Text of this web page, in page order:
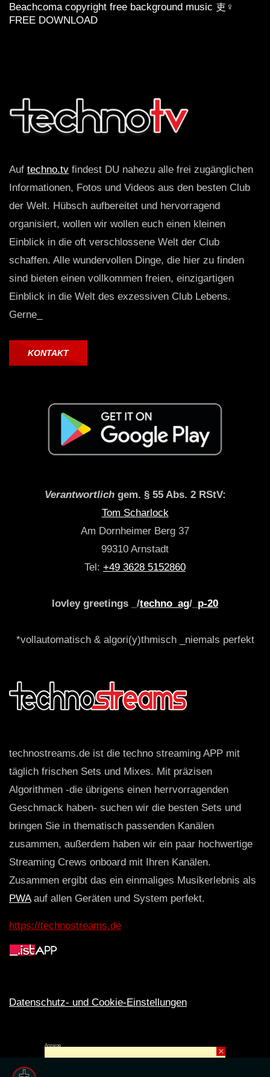
Beachcoma copyright free background music 吏‍♀️
FREE DOWNLOAD
Auf techno.tv findest DU nahezu alle frei zugänglichen
Informationen, Fotos und Videos aus den besten Club
der Welt. Hübsch aufbereitet und hervorragend
organisiert, wollen wir wollen euch einen kleinen
Einblick in die oft verschlossene Welt der Club
schaffen. Alle wundervollen Dinge, die hier zu finden
sind bieten einen vollkommen freien, einzigartigen
Einblick in die Welt des exzessiven Club Lebens.
Gerne_
KONTAKT
Verantwortlichgem. § 55 Abs. 2 RStV:
Tom Scharlock
Am Dornheimer Berg 37
99310 Arnstadt
Tel: +49 3628 5152860
lovley greetings _/techno_ag/_ p-20
*vollautomatisch & algori(y)thmisch _niemals perfekt
technostreams.de ist die techno streaming APP mit
täglich frischen Sets und Mixes. Mit präzisen
Algorithmen -die übrigens einen herrvorragenden
Geschmack haben- suchen wir die besten Sets und
bringen Sie in thematisch passenden Kanälen
zusammen, außerdem haben wir ein paar hochwertige
Streaming Crews onboard mit Ihren Kanälen.
Zusammen ergibt das ein einmaliges Musikerlebnis als
PWAauf allen Geräten und System perfekt.
https://technostreams.de
Datenschutz- und Cookie-Einstellungen
Rechte ins All © 2024. Erstellt mit
Anzeige
×